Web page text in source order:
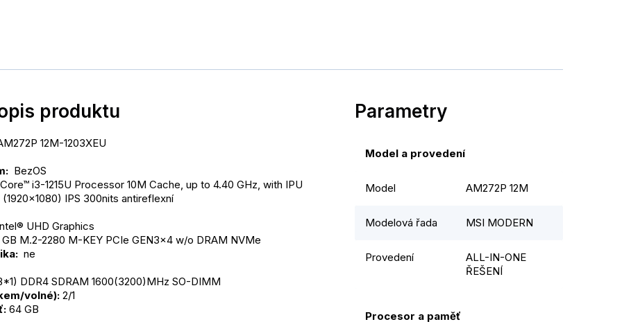
produktu
12M-1203XEU
BezOS
i3-1215U Processor 10M Cache, up to 4.40 GHz, with IPU
IPS 300nits antireflexní
UHD Graphics
M.2-2280 M-KEY PCIe GEN3x4 w/o DRAM NVMe
ne
DDR4 SDRAM 1600(3200)MHz SO-DIMM
volné): 2/1
64 GB
Parametry
Model a provedení
Model AM272P 12M
Modelová řada MSI MODERN
Provedení
ALL-IN-ONE
ŘEŠENÍ
Procesor a paměť